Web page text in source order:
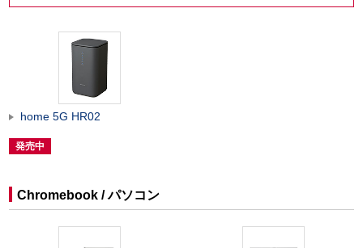
home 5G HR02
発売中
Chromebook / パソコン